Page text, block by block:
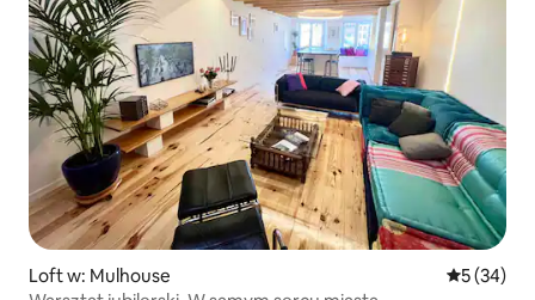
Loft w: Mulhouse Średnia
5 (34)